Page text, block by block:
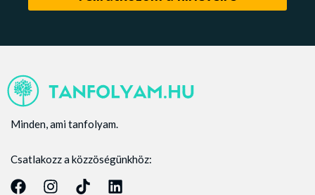
Minden, ami tanfolyam.
Csatlakozz a közzöségünkhöz: